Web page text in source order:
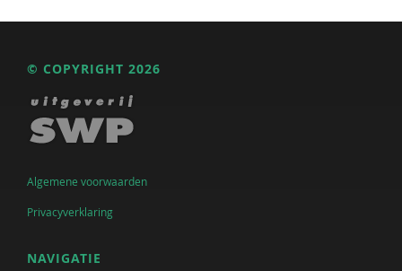
© COPYRIGHT 2026
Algemene voorwaarden
Privacyverklaring
NAVIGATIE